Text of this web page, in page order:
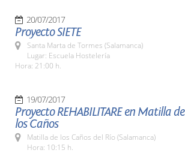
20/07/2017
Proyecto SIETE
Santa Marta de Tormes (Salamanca)
Lugar: Escuela Hostelería
Hora: 21:00 h.
19/07/2017
Proyecto REHABILITARE en Matilla de
los Caños
Matilla de los Caños del Río (Salamanca)
Hora: 10:15 h.